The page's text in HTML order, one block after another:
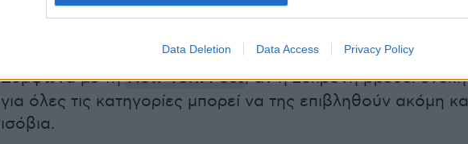
Data Deletion Data Access Privacy Policy
ψυχικού πόνου και επίθεση με σκοπό την πρόκληση
Σύμφωνα με τηNew York Post, αν η 26χρονη βρεθεί ένοχη
για όλες τις κατηγορίες μπορεί να της επιβληθούν ακόμη
ισόβια.